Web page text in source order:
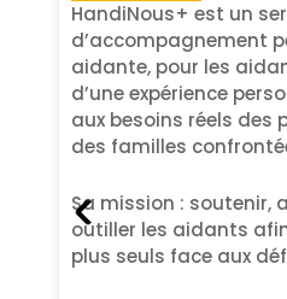
HandiNous+ est un
d’accompagnement
aidante, pour les
d’une expérience
aux besoins réels des
des familles
Sa mission : soutenir,
outiller les aidants
plus seuls face aux